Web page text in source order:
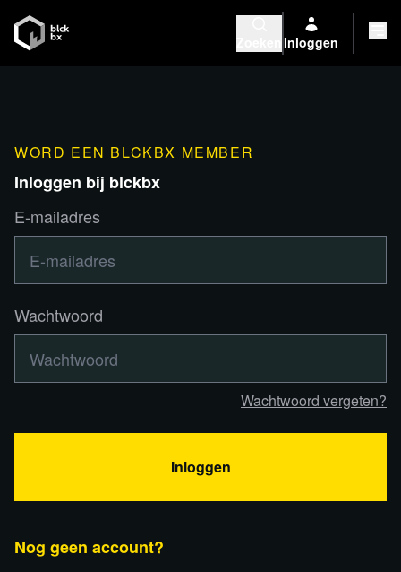
Inloggen
WORD EEN BLCKBX MEMBER
Inloggen bij blckbx
E-mailadres
Wachtwoord
Wachtwoord vergeten?
Inloggen
Nog geen account?